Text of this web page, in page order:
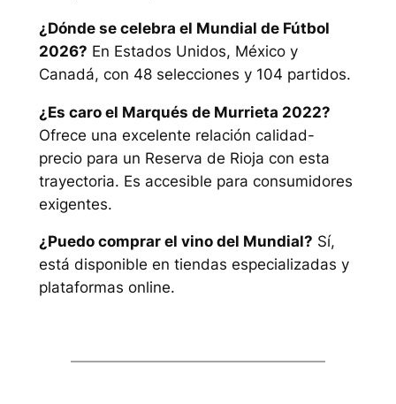
¿Dónde se celebra el Mundial de Fútbol
2026? En Estados Unidos, México y
Canadá, con 48 selecciones y 104 partidos.
¿Es caro el Marqués de Murrieta 2022?
Ofrece una excelente relación calidad-
precio para un Reserva de Rioja con esta
trayectoria. Es accesible para consumidores
exigentes.
¿Puedo comprar el vino del Mundial? Sí,
está disponible en tiendas especializadas y
plataformas online.